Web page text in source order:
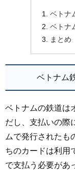
ベトナ
ベトナ
まとめ
ベトナム
ベトナムの鉄道は
だし、支払いの際
ムで発行されたも
ちのカードは利用
で支払う必要があ